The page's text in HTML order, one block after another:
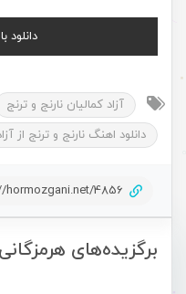
برگزیده‌های هرمزگانی
آزاد کمالیان نارنج و ترنج
دانلود اهنگ نارنج و ترنج از
hormozgani.net/4856